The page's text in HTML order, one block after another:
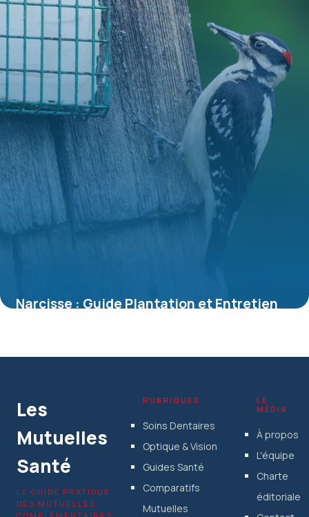
6 juillet 2026
Narcisse : Guide Plantation et Entretien
Les
Mutuelles
Santé
LE GUIDE PRATIQUE
DES MUTUELLES,
RUBRIQUES
Soins Dentaires
Optique & Vision
Guides Santé
Comparatifs
Mutuelles
LE
MÉDIA
À propos
L'équipe
Charte
éditoriale